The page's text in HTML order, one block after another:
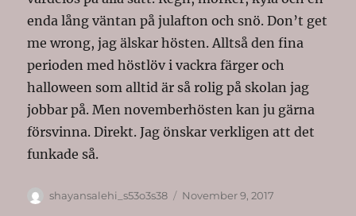
enda lång väntan på julafton och snö. Don’t get
me wrong, jag älskar hösten. Alltså den fina
perioden med höstlöv i vackra färger och
halloween som alltid är så rolig på skolan jag
jobbar på. Men novemberhösten kan ju gärna
försvinna. Direkt. Jag önskar verkligen att det
funkade så.
Author
shayansalehi_s53o3s38
Posted
November 9, 2017